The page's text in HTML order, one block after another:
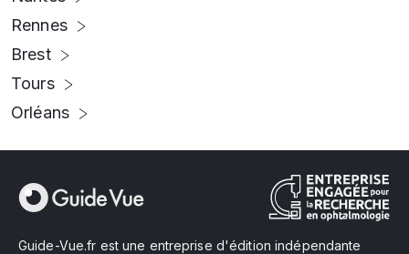
Rennes
Brest
Tours
Orléans
Guide-Vue.fr est une entreprise d'édition indépendante